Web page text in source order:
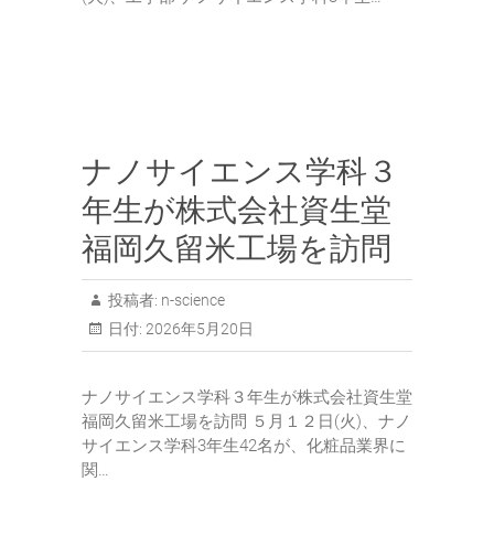
ナノサイエンス学科３
年生が株式会社資生堂
福岡久留米工場を訪問
投稿者: n-science
日付: 2026年5月20日
ナノサイエンス学科３年生が株式会社資生堂
福岡久留米工場を訪問 ５月１２日(火)、ナノ
サイエンス学科3年生42名が、化粧品業界に
関…